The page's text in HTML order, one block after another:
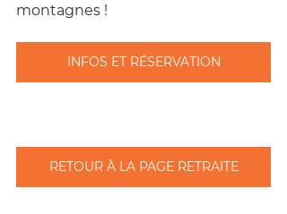
montagnes !
INFOS ET RÉSERVATION
RETOUR À LA PAGE RETRAITE